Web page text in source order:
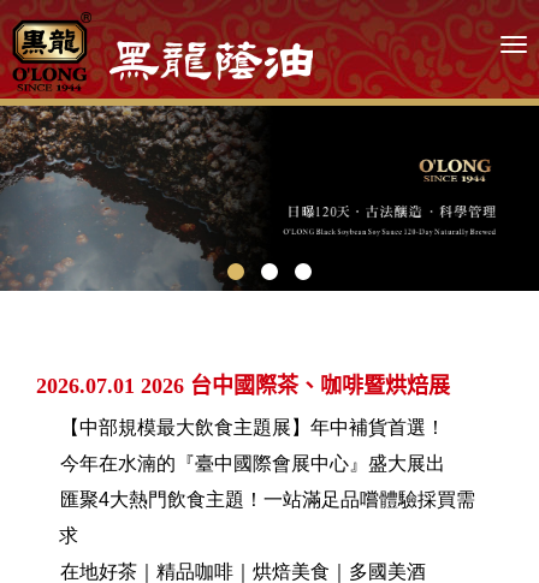
2026.07.01 2026 台中國際茶、咖啡暨烘焙展
【中部規模最大飲食主題展】年中補貨首選！
今年在水湳的『臺中國際會展中心』盛大展出
匯聚4大熱門飲食主題！一站滿足品嚐體驗採買需
求
在地好茶｜精品咖啡｜烘焙美食｜多國美酒